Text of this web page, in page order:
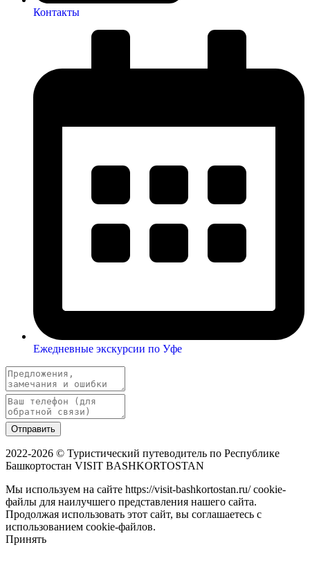
Контакты
Ежедневные экскурсии по Уфе
Отправить
2022-2026 © Туристический путеводитель по Республике
Башкортостан VISIT BASHKORTOSTAN
Мы используем на сайте https://visit-bashkortostan.ru/ cookie-
файлы для наилучшего представления нашего сайта.
Продолжая использовать этот сайт, вы соглашаетесь с
использованием cookie-файлов.
Принять